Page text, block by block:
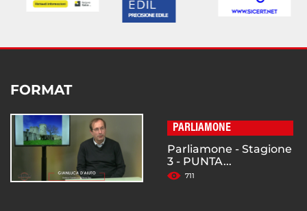
FORMAT
PARLIAMONE
Parliamone - Stagione
3 - PUNTA...
711